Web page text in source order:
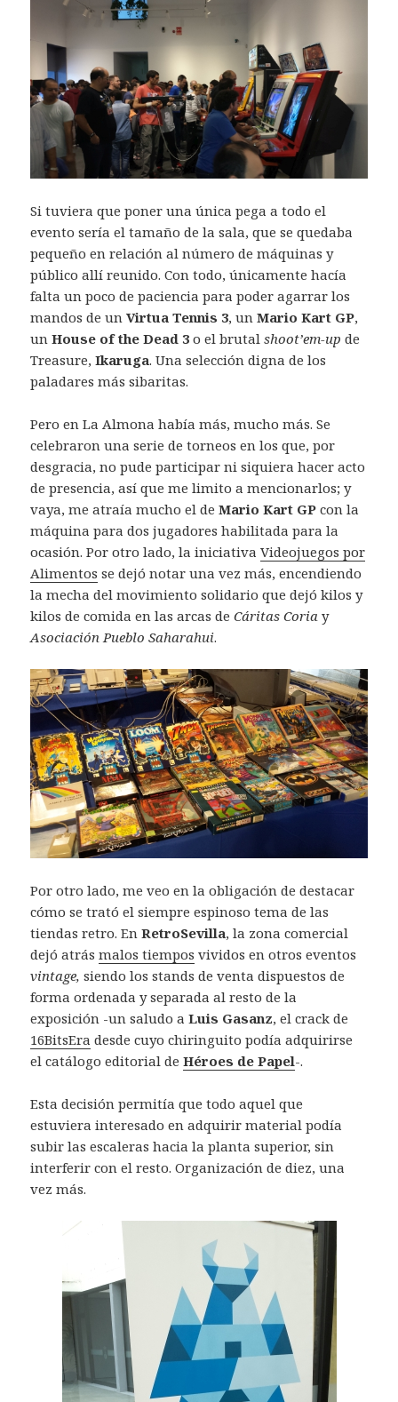
Si tuviera que poner una única pega a todo el
evento sería el tamaño de la sala, que se quedaba
pequeño en relación al número de máquinas y
público allí reunido. Con todo, únicamente hacía
falta un poco de paciencia para poder agarrar los
mandos de unVirtua Tennis 3, unMario Kart GP,
unHouse of the Dead 3 o el brutalshoot’em-upde
Treasure,Ikaruga. Una selección digna de los
paladares más sibaritas.
Pero en La Almona había más, mucho más. Se
celebraron una serie de torneos en los que, por
desgracia, no pude participar ni siquiera hacer acto
de presencia, así que me limito a mencionarlos; y
vaya, me atraía mucho el deMario Kart GP con la
máquina para dos jugadores habilitada para la
ocasión. Por otro lado, la iniciativaVideojuegos por
Alimentos se dejó notar una vez más, encendiendo
la mecha del movimiento solidario que dejó kilos y
kilos de comida en las arcas deCáritas Coria y
Asociación Pueblo Saharahui.
Por otro lado, me veo en la obligación de destacar
cómo se trató el siempre espinoso tema de las
tiendas retro. EnRetroSevilla, la zona comercial
dejó atrásmalos tiempos vividos en otros eventos
vintage,siendo los stands de venta dispuestos de
forma ordenada y separada al resto de la
exposición -un saludo aLuis Gasanz, el crack de
16BitsEra desde cuyo chiringuito podía adquirirse
el catálogo editorial deHéroes de Papel-.
Esta decisión permitía que todo aquel que
estuviera interesado en adquirir material podía
subir las escaleras hacia la planta superior, sin
interferir con el resto. Organización de diez, una
vez más.